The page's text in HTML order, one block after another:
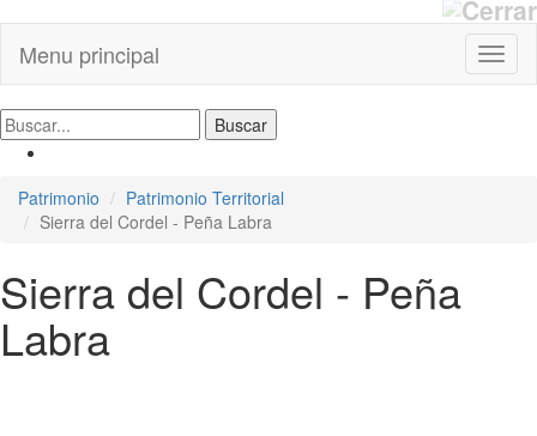
Menu principal
Patrimonio
Patrimonio Territorial
Sierra del Cordel - Peña Labra
Sierra del Cordel - Peña
Labra